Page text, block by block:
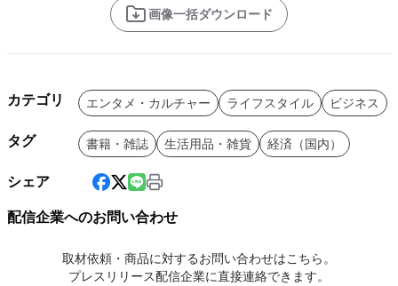
画像一括ダウンロード
カテゴリ エンタメ・カルチャー ライフスタイル ビジネス
タグ 書籍・雑誌 生活用品・雑貨 経済（国内）
シェア
配信企業へのお問い合わせ
取材依頼・商品に対するお問い合わせはこちら。
プレスリリース配信企業に直接連絡できます。